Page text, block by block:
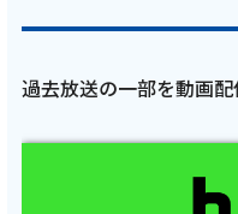
過去放送の一部を動画